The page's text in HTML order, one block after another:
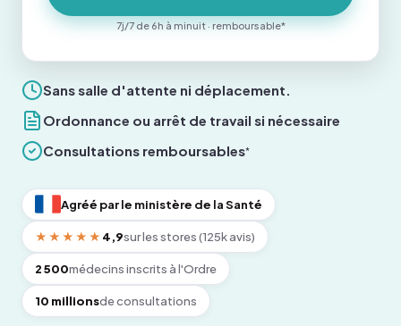
Sans salle d'attente ni déplacement.
Ordonnance ou arrêt de travail si nécessaire
Consultations remboursables*
Agréé par le ministère de la Santé
★★★★★ 4,9sur les stores (125k avis)
2 500médecins inscrits à l'Ordre
10 millionsde consultations
7j/7 de 6h à minuit · remboursable*